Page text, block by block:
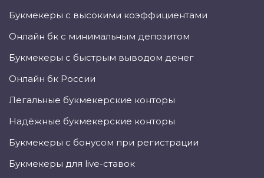
Букмекеры с высокими коэффициентами
Онлайн бк с минимальным депозитом
Букмекеры с быстрым выводом денег
Онлайн бк России
Легальные букмекерские конторы
Надёжные букмекерские конторы
Букмекеры с бонусом при регистрации
Букмекеры для live-ставок